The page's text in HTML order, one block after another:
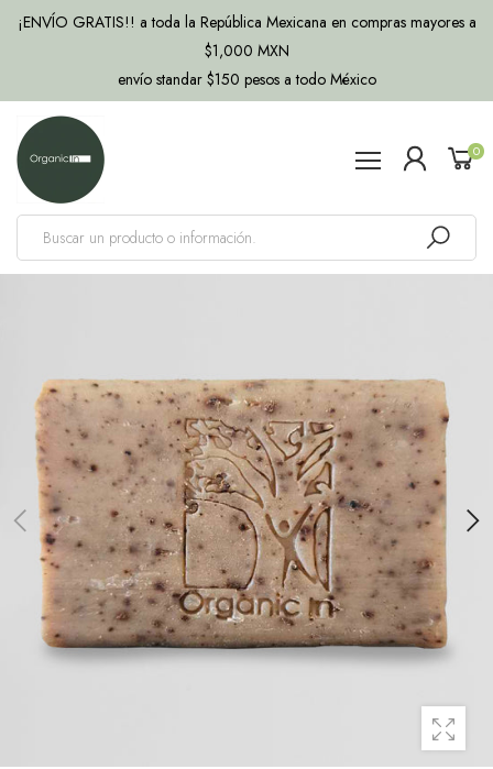
¡ENVÍO GRATIS!! a toda la República Mexicana en compras mayores a
$1,000 MXN
envío standar $150 pesos a todo México
0